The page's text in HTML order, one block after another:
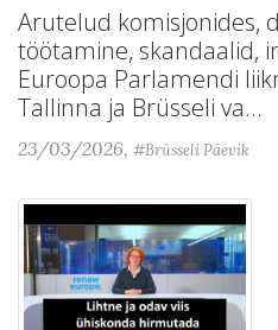
Arutelud komisjonides,
töötamine, skandaalid,
Euroopa Parlamendi
Tallinna ja Brüsseli va...
23/03/2026, #Brüsseli Päevik